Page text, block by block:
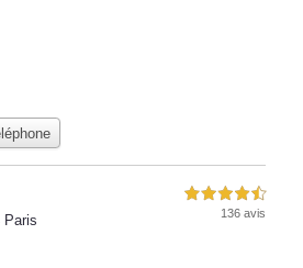
Paris
4,5 étoiles sur 5
136 avis